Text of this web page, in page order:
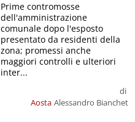
Aosta
di
Alessandro Bianchet
Prime contromosse
dell'amministrazione
comunale dopo l'esposto
presentato da residenti della
zona; promessi anche
maggiori controlli e ulteriori
inter...